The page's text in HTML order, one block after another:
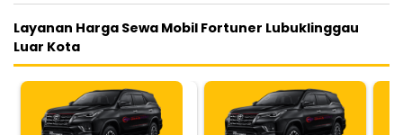
Layanan Harga Sewa Mobil Fortuner Lubuklinggau
Luar Kota